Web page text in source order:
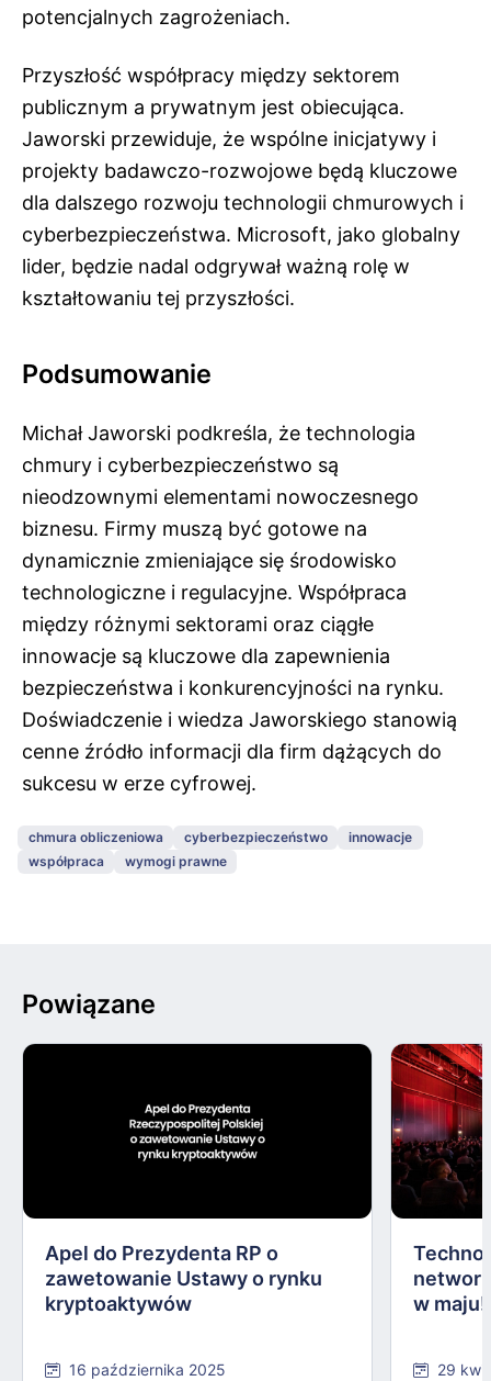
potencjalnych zagrożeniach.
Przyszłość współpracy między sektorem
publicznym a prywatnym jest obiecująca.
Jaworski przewiduje, że wspólne inicjatywy i
projekty badawczo-rozwojowe będą kluczowe
dla dalszego rozwoju technologii chmurowych i
cyberbezpieczeństwa. Microsoft, jako globalny
lider, będzie nadal odgrywał ważną rolę w
kształtowaniu tej przyszłości.
Podsumowanie
Michał Jaworski podkreśla, że technologia
chmury i cyberbezpieczeństwo są
nieodzownymi elementami nowoczesnego
biznesu. Firmy muszą być gotowe na
dynamicznie zmieniające się środowisko
technologiczne i regulacyjne. Współpraca
między różnymi sektorami oraz ciągłe
innowacje są kluczowe dla zapewnienia
bezpieczeństwa i konkurencyjności na rynku.
Doświadczenie i wiedza Jaworskiego stanowią
cenne źródło informacji dla firm dążących do
sukcesu w erze cyfrowej.
chmura obliczeniowa cyberbezpieczeństwo
innowacje
współpraca
wymogi prawne
Powiązane
Apel do Prezydenta RP o
zawetowanie Ustawy o rynku
kryptoaktywów
16 października 2025
w maju!
29